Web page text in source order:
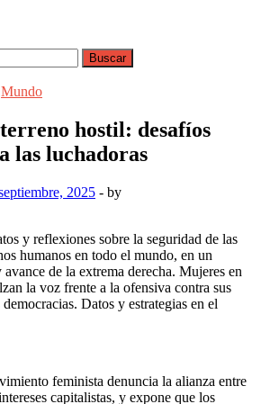
Mundo
hostil: desafíos
las luchadoras
2025 - by
y reflexiones sobre la seguridad de las
humanos en todo el mundo, en un
de la extrema derecha. Mujeres en
la voz frente a la ofensiva contra sus
Datos y estrategias en el
feminista denuncia la alianza entre
capitalistas, y expone que los